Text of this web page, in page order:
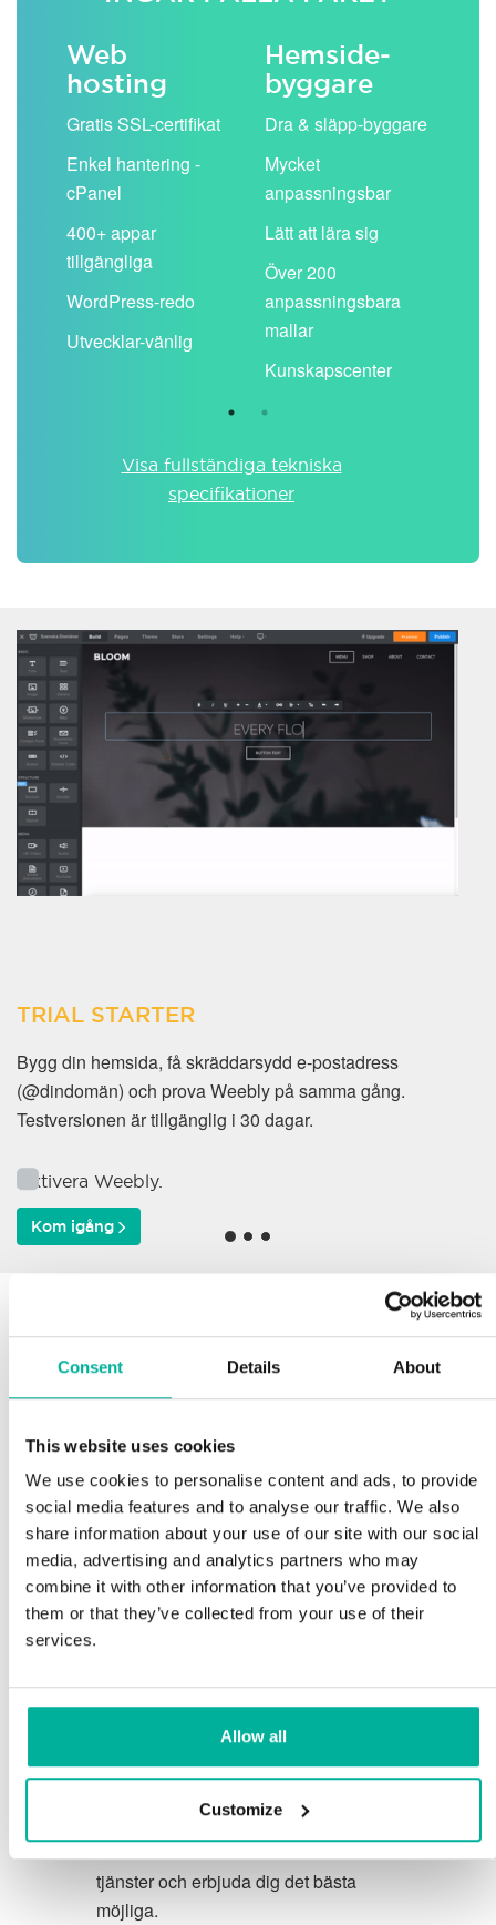
Consent Details About
This website uses cookies
We use cookies to personalise content and ads, to provide
social media features and to analyse our traffic. We also
share information about your use of our site with our social
media, advertising and analytics partners who may
combine it with other information that you’ve provided to
them or that they’ve collected from your use of their
services.
Allow all
Customize
Web
hosting
Gratis SSL-certifikat
Enkel hantering -
cPanel
400+ appar
tillgängliga
WordPress-redo
Utvecklar-vänlig
Hemside­
byggare
Dra & släpp-byggare
Mycket
anpassningsbar
Lätt att lära sig
Över 200
anpassningsbara
mallar
Kunskapscenter
Visa fullständiga tekniska
specifikationer
TRIAL STARTER
Bygg din hemsida, få skräddarsydd e-postadress
(@dindomän) och prova Weebly på samma gång.
Testversionen är tillgänglig i 30 dagar.
Aktivera Weebly.
Kom igång
Varför väljer våra kunder
oss?
Support
Du förtjänar att ha de allra bästa
förutsättningarna för din verksamhet.
Vi har en trevlig och kunnig
tjänster.
Vi strävar efter att överträfa dina
förstklassig service. Vi lär oss av din
feedback så att vi kan förbättra våra
tjänster och erbjuda dig det bästa
möjliga.